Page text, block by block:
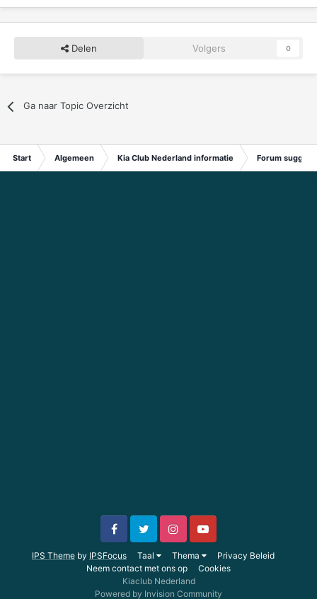
Delen Volgers 0
Ga naar Topic Overzicht
Start Algemeen Kia Club Nederland informatie Forum
IPS Theme by IPSFocus Taal Thema
Privacy Beleid
Neem contact met ons op
Cookies
Kiaclub Nederland
Powered by Invision Community